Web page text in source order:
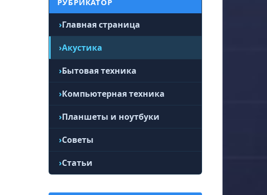
Главная страница
Акустика
Бытовая техника
Компьютерная техника
Планшеты и ноутбуки
Советы
Статьи